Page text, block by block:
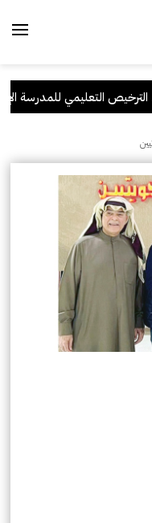
التعليمي للمدرسة